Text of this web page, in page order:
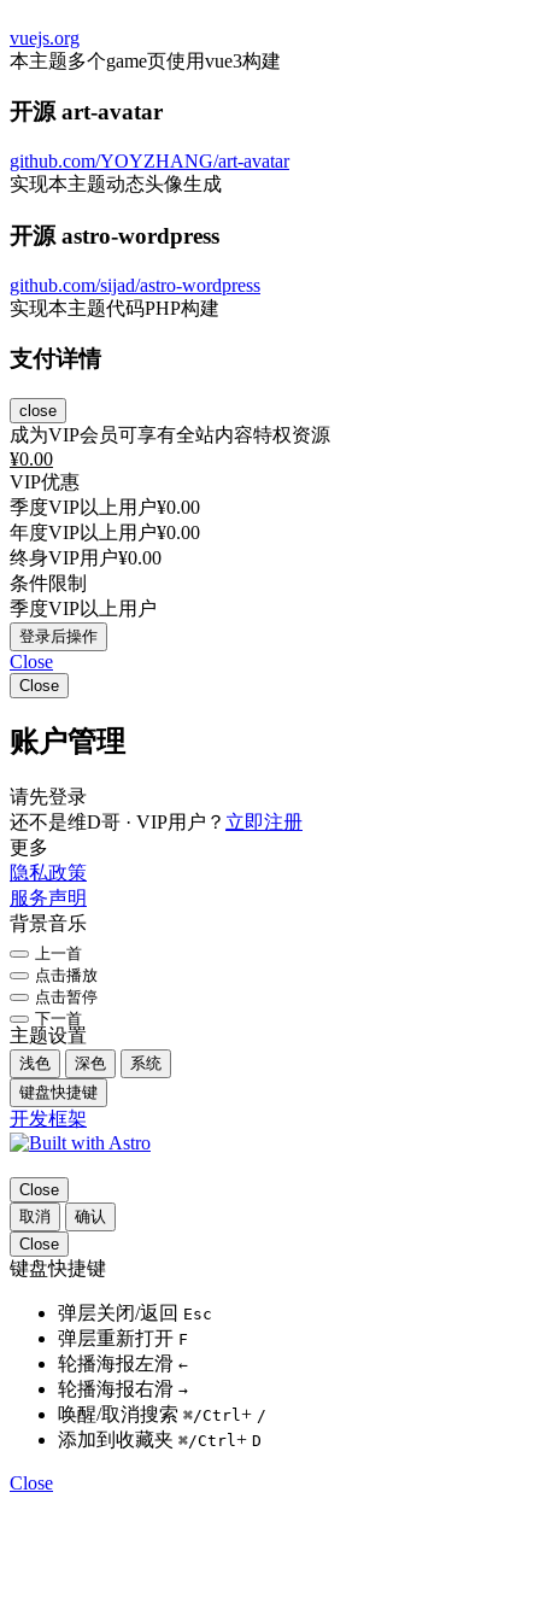
vuejs.org
本主题多个game页使用vue3构建
开源 art-avatar
github.com/YOYZHANG/art-avatar
实现本主题动态头像生成
开源 astro-wordpress
github.com/sijad/astro-wordpress
实现本主题代码PHP构建
支付详情
close
成为VIP会员可享有全站内容特权资源
¥0.00
VIP优惠
季度VIP以上用户¥0.00
年度VIP以上用户¥0.00
终身VIP用户¥0.00
条件限制
季度VIP以上用户
登录后操作
Close
Close
账户管理
请先登录
还不是维D哥 · VIP用户？ 立即注册
更多
隐私政策
服务声明
背景音乐
上一首
点击播放
点击暂停
下一首
主题设置
浅色 深色
系统
键盘快捷键
开发框架
Close
取消
确认
Close
键盘快捷键
弹层关闭/返回 Esc
弹层重新打开 F
轮播海报左滑 ←
轮播海报右滑 →
唤醒/取消搜索 ⌘/Ctrl + /
添加到收藏夹 ⌘/Ctrl + D
Close